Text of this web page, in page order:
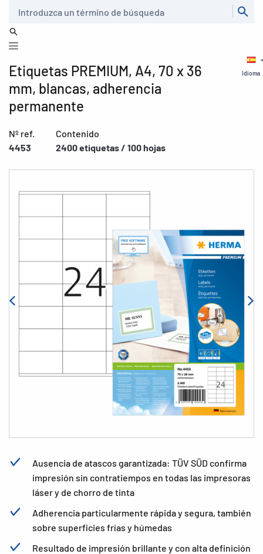
Idioma
Etiquetas PREMIUM, A4, 70 x 36
mm, blancas, adherencia
permanente
Nº ref.
4453
Contenido
2400 etiquetas / 100 hojas
Ausencia de atascos garantizada: TÜV SÜD confirma
impresión sin contratiempos en todas las impresoras
láser y de chorro de tinta
Adherencia particularmente rápida y segura, también
sobre superficies frías y húmedas
Resultado de impresión brillante y con alta definición